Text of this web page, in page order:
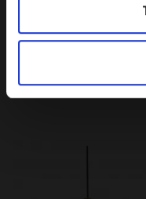
Normann
1 699,00 kr